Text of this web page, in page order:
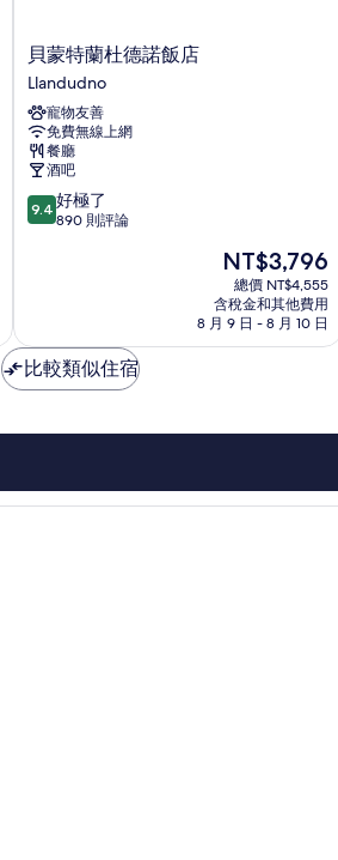
貝
蒙
特
蘭
杜
德
諾
飯
店
貝蒙特蘭杜德諾飯店
Llandudno
寵物友善
免費無線上網
餐廳
酒吧
9.4
分，
極
了，
890
評
9.4 好極了
890 則評論
現
在
價
格
為
NT$3,796
總價 NT$4,555
含稅金和其他費用
8 月 9 日 - 8 月 10 日
比較類似住宿